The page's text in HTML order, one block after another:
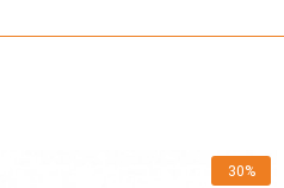
30%